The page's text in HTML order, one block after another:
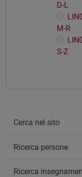
D-L
M-R
S-Z
Cerca nel sito
Ricerca persone
Ricerca